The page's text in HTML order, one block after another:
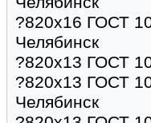
?820х16 ГОСТ
Челябинск
?820х13 ГОСТ
?820х13 ГОСТ
Челябинск